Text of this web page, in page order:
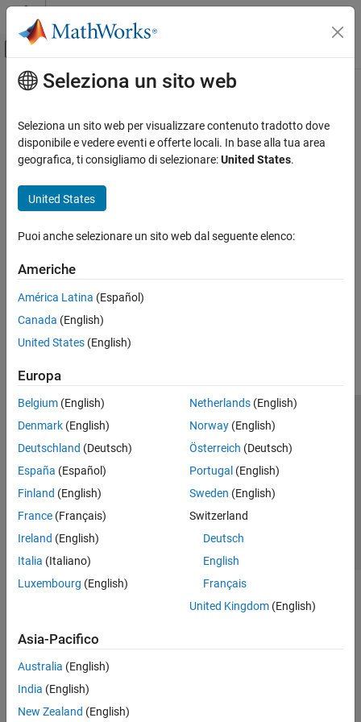
Vai al contenuto
Attiva/disattiva menu di navigazione
Pagina iniziale della documentazione
Contenuto principale
Seleziona un sito web
Seleziona un sito web per visualizzare contenuto tradotto dove
disponibile e vedere eventi e offerte locali. In base alla tua area
geografica, ti consigliamo di selezionare:United States.
United States
Puoi anche selezionare un sito web dal seguente elenco:
Americhe
América Latina (Español)
Canada (English)
United States (English)
Europa
Belgium (English)
Denmark (English)
Deutschland (Deutsch)
España (Español)
Finland (English)
France (Français)
Ireland (English)
Italia (Italiano)
Luxembourg (English)
Netherlands(English)
Norway(English)
Österreich (Deutsch)
Portugal (English)
Sweden (English)
Switzerland
Deutsch
English
Français
United Kingdom(English)
Asia-Pacifico
Australia (English)
India (English)
New Zealand (English)
Centro di fiducia
Informativa sulla privacy
Antipirateria
Stato dell'applicazione
Contatti
© 1994-2026 The MathWorks, Inc.